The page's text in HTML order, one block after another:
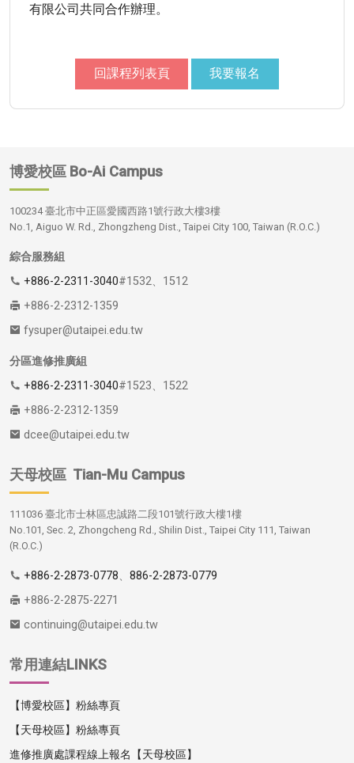
有限公司共同合作辦理。
回課程列表頁 我要報名
博愛校區 Bo-Ai Campus
100234 臺北市中正區愛國西路1號行政大樓3樓
No.1, Aiguo W. Rd., Zhongzheng Dist., Taipei City 100, Taiwan (R.O.C.)
綜合服務組
+886-2-2311-3040#1532、1512
+886-2-2312-1359
fysuper@utaipei.edu.tw
分區進修推廣組
+886-2-2311-3040#1523、1522
+886-2-2312-1359
dcee@utaipei.edu.tw
天母校區 Tian-Mu Campus
111036 臺北市士林區忠誠路二段101號行政大樓1樓
No.101, Sec. 2, Zhongcheng Rd., Shilin Dist., Taipei City 111, Taiwan
(R.O.C.)
+886-2-2873-0778、 886-2-2873-0779
+886-2-2875-2271
continuing@utaipei.edu.tw
常用連結LINKS
【博愛校區】粉絲專頁
【天母校區】粉絲專頁
進修推廣處課程線上報名【天母校區】